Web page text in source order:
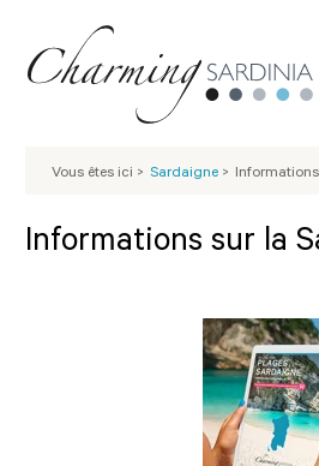
Vous êtes ici > Sardaigne >
Informations sur la